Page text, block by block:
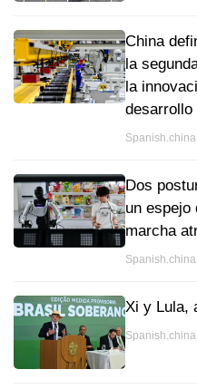
China
la
la
desarrollo
Dos
un espejo
marcha
Xi y Lula,